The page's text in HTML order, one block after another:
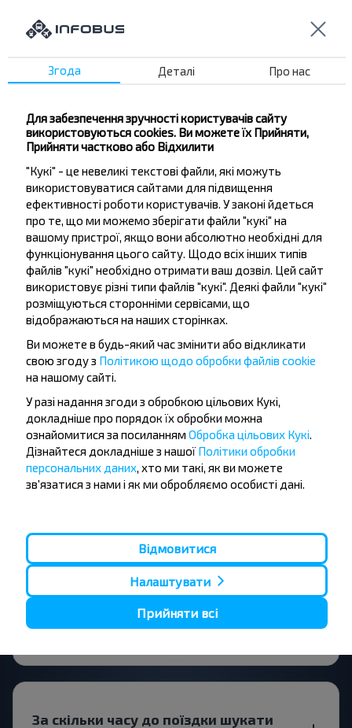
Бажаєте
подорожувати
дешевше?
Не пропусти акції, знижки та спеціальні
пропозиції, INFOBUS. Підпишись на розсилку та
подорожуй з нами дешевше!
Підписатися
Питання - відповідь
Існують чи існують якісь обмеження
на поїздку?
За скільки часу до поїздки шукати
Згода Деталі Про нас
Для забезпечення зручності користувачів сайту
використовуються cookies. Ви можете їх Прийняти,
Прийняти частково або Відхилити
"Кукі" - це невеликі текстові файли, які можуть
використовуватися сайтами для підвищення
ефективності роботи користувачів. У законі йдеться
про те, що ми можемо зберігати файли "кукі" на
вашому пристрої, якщо вони абсолютно необхідні для
функціонування цього сайту. Щодо всіх інших типів
файлів "кукі" необхідно отримати ваш дозвіл. Цей сайт
використовує різні типи файлів "кукі". Деякі файли "кукі"
розміщуються сторонніми сервісами, що
відображаються на наших сторінках.
Ви можете в будь-який час змінити або відкликати
свою згоду з Політикою щодо обробки файлів cookie
на нашому сайті.
У разі надання згоди з обробкою цільових Кукі,
докладніше про порядок їх обробки можна
ознайомитися за посиланням Обробка цільових Кукі
Дізнайтеся докладніше з нашої Політики обробки
персональних даних , хто ми такі, як ви можете
зв'язатися з нами і як ми обробляємо особисті дані.
Відмовитися
Налаштувати
Прийняти всі